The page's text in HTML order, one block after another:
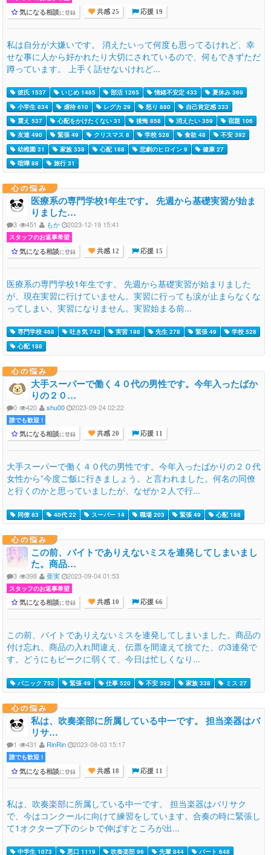
気になる相談に登録 共感 25 応援 19
私は自分が大嫌いです。 消えたいって何度も思ってるけれど、幸
せな事に人から好かれたり大切にされているので、何もできずただ
蹲っています。 上手く話せないけれど...
彼氏 1537 いじめ 1485 部活 1265 情緒不安定 433
夏休み 369
小学生 834
虐待 610 レグカ 29 怒り 880
自己肯定感 333
震え 537
心配をかけたくない 31 後悔 858 消えたい 359
宿題 106
友達 490
緊張 49 クリスマス 8 学校 528 食欲 48
不安 392
幼稚園 31
家族 338 心配 188 悲劇のヒロイン 9
健康 27
喧嘩 88
旅行 31
心の悩み
医療系の専門学校1年生です。 先週から基礎実習が始ま
りました…
3 451 もか 2023-12-19 15:41
スタッフのお返事希望
気になる相談に登録 共感 12 応援 15
医療系の専門学校1年生です。 先週から基礎実習が始まりました
が、現在実習に行けていません。実習に行っても涙が止まらなくな
ってしまい、実習になりません。実習始まる前...
専門学校 468 吐き気 743 実習 198 先生 278 緊張 49
学校 528
心配 188
心の悩み
大手スーパーで働く４０代の男性です。今年入ったばか
りの２０…
0 420 shu00 2023-09-24 02:22
誰でも歓迎 !
気になる相談に登録 共感 20 応援 11
大手スーパーで働く４０代の男性です。今年入ったばかりの２０代
女性から”今度ご飯に行きましょう。と言われました。何名の同僚
と行くのかと思っていましたが、なぜか２人で行...
同僚 83 40代 22 スーパー 14 職場 203 緊張 49 心配 188
心の悩み
この前、バイトでありえないミスを連発してしまいまし
た。商品…
3 398 亜実 2023-09-04 01:53
スタッフのお返事希望
気になる相談に登録 共感 10 応援 66
この前、バイトでありえないミスを連発してしまいました。商品の
付け忘れ、商品の入れ間違え、伝票を間違えて捨てた、の3連発で
す。どうにもピークに弱くて、今日は忙しくなり...
パニック 752 緊張 49 仕事 520 不安 392 家族 338 ミス 27
心の悩み
私は、吹奏楽部に所属している中一です。 担当楽器はバ
リサ…
1 431 RinRin 2023-08-03 15:17
誰でも歓迎 !
気になる相談に登録 共感 18 応援 11
私は、吹奏楽部に所属している中一です。 担当楽器はバリサク
で、今はコンクールに向けて練習をしています。合奏の時に緊張し
て1オクターブ下のシ♭で伸ばすところが出...
中学生 1073 悪口 1119 吹奏楽部 96 先輩 844
パート 648